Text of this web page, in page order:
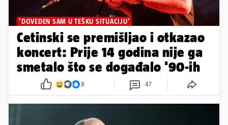
'DOVEDEN SAM U TEŠKU SITUACIJU'
Cetinski se premišljao i otkazao
koncert: Prije 14 godina nije ga
smetalo što se događalo '90-ih
8 47